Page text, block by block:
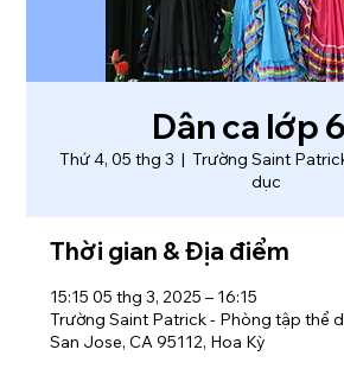
Dân ca lớp
Thứ 4, 05 thg 3
  |
Trường Saint
dục
Thời gian & Địa điểm
15:15 05 thg 3, 2025 – 16:15
Trường Saint Patrick - Phòng tập thể
San Jose, CA 95112, Hoa Kỳ